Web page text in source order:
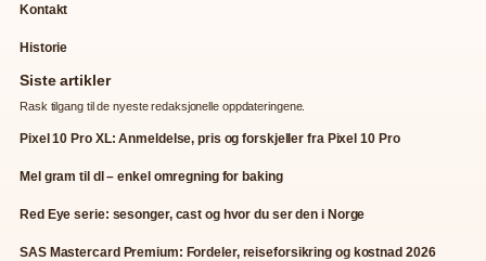
Kontakt
Historie
Siste artikler
Rask tilgang til de nyeste redaksjonelle oppdateringene.
Pixel 10 Pro XL: Anmeldelse, pris og forskjeller fra Pixel 10 Pro
Mel gram til dl – enkel omregning for baking
Red Eye serie: sesonger, cast og hvor du ser den i Norge
SAS Mastercard Premium: Fordeler, reiseforsikring og kostnad 2026